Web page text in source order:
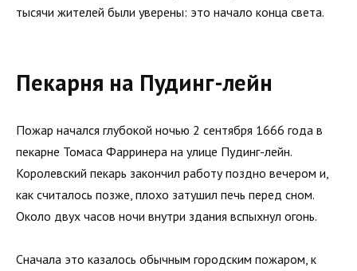
тысячи жителей были уверены: это начало конца света.
Пекарня на Пудинг-лейн
Пожар начался глубокой ночью 2 сентября 1666 года в
пекарне Томаса Фарринера на улице Пудинг-лейн.
Королевский пекарь закончил работу поздно вечером и,
как считалось позже, плохо затушил печь перед сном.
Около двух часов ночи внутри здания вспыхнул огонь.
Сначала это казалось обычным городским пожаром, к